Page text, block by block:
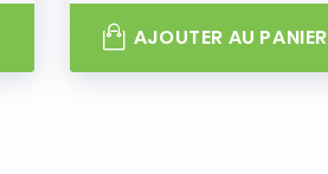
AJOUTER AU PANIER